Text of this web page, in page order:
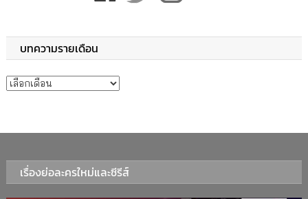
บทความรายเดือน
บทความรายเดือน
เรื่องย่อละครใหม่และซีรีส์